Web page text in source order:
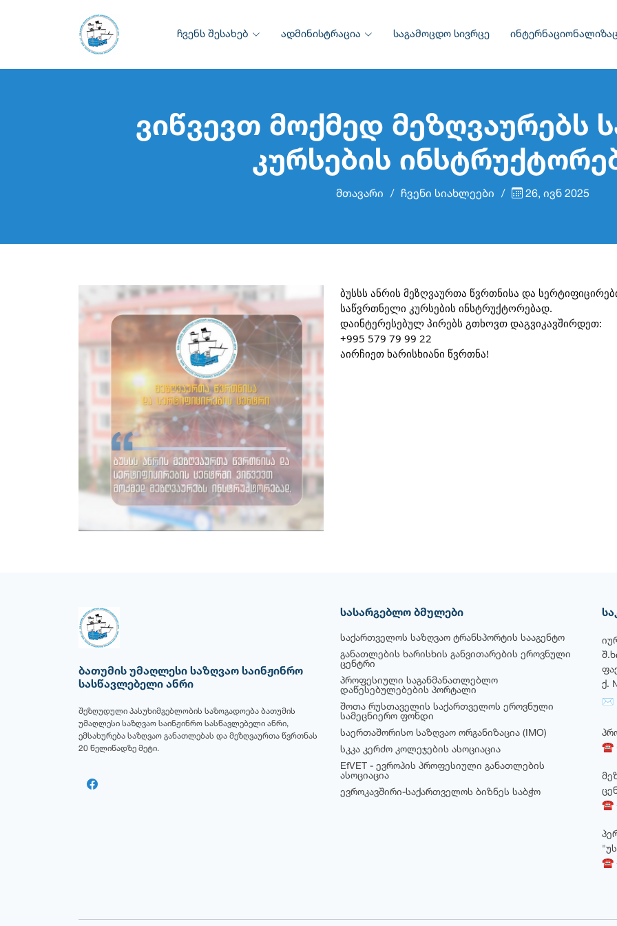
ჩვენს შესახებ ადმინისტრაცია საგამოცდო სივრცე
ვიწვევთ მოქმედ მეზღვაურებს
კურსების
მთავარი ჩვენი სიახლეები 26, ივნ 2025
ბუსსს ანრის მეზღვაურთა წვრთნისა და
საწვრთნელი კურსების ინსტრუქტორებად.
დაინტერესებულ პირებს გთხოვთ დაგვიკავშირდეთ:
+995 579 79 99 22
აირჩიეთ ხარისხიანი წვრთნა!
ბათუმის უმაღლესი საზღვაო საინჟინრო
სასწავლებელი ანრი
შეზღუდული პასუხიმგებლობის საზოგადოება ბათუმის
უმაღლესი საზღვაო საინჟინრო სასწავლებელი ანრი,
ემსახურება საზღვაო განათლებას და მეზღვაურთა წვრთნას
20 წელიწადზე მეტი.
სასარგებლო ბმულები
საქართველოს საზღვაო ტრანსპორტის სააგენტო
განათლების ხარისხის განვითარების ეროვნული
ცენტრი
პროფესიული საგანმანათლებლო
დაწესებულებების პორტალი
შოთა რუსთაველის საქართველოს ეროვნული
სამეცნიერო ფონდი
საერთაშორისო საზღვაო ორგანიზაცია (IMO)
სკკა კერძო კოლეჯების ასოციაცია
EfVET - ევროპის პროფესიული განათლების
ასოციაცია
ევროკავშირი-საქართველოს ბიზნეს საბჭო
ქ.
✉
☎
☎
☎